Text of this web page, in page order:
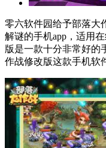
零六软件园给予部落大
解谜的手机app，适用
版是一款十分非常好的
作战修改版这款手机软